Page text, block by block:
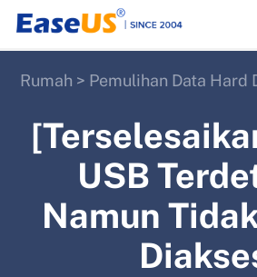
Rumah > Pemulihan Data Hard
USB
Namun